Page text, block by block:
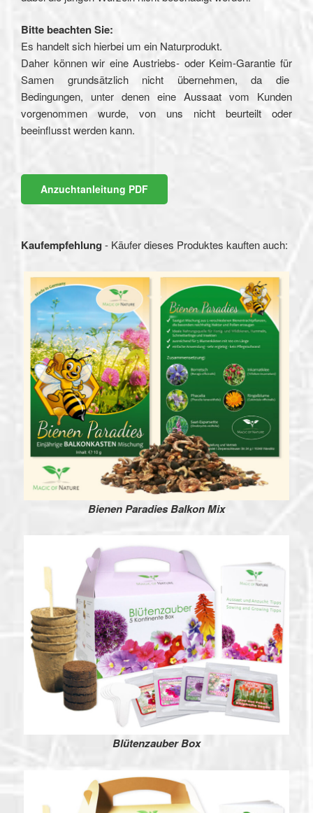
Bitte beachten Sie:
Es handelt sich hierbei um ein Naturprodukt.
Daher können wir eine Austriebs- oder Keim-Garantie für
Samen grundsätzlich nicht übernehmen, da die
Bedingungen, unter denen eine Aussaat vom Kunden
vorgenommen wurde, von uns nicht beurteilt oder
beeinflusst werden kann.
Anzuchtanleitung PDF
Kaufempfehlung - Käufer dieses Produktes kauften auch:
Bienen Paradies Balkon Mix
Blütenzauber Box